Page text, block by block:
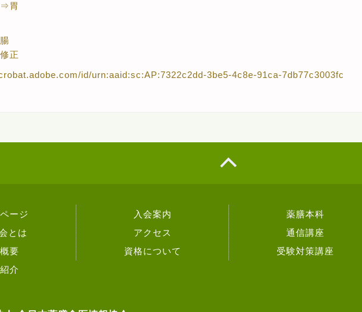
胃
正
id/urn:aaid:sc:AP:7322c2dd-3be5-4c8e-91ca-7db77c3003fc
ージ
とは
要
介
入会案内
アクセス
資格について
薬膳本科
通信講座
受験対策講座